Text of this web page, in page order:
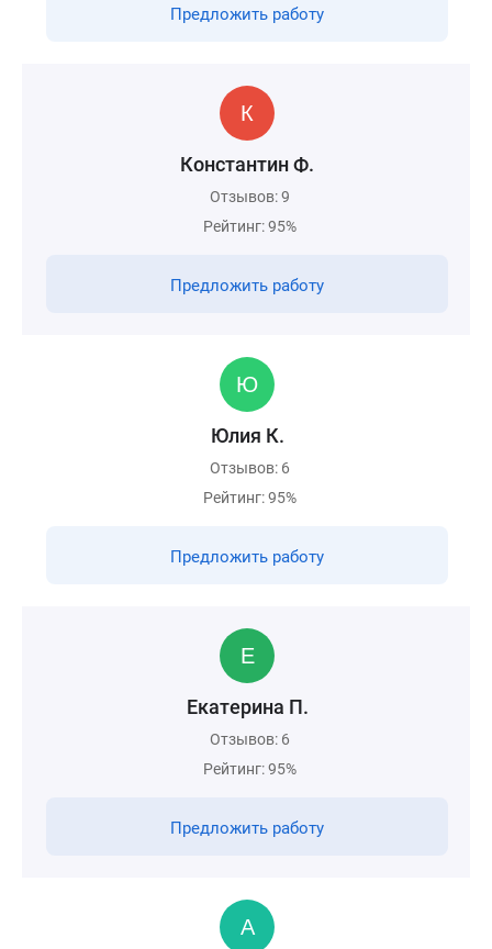
Предложить работу
Константин Ф.
Отзывов: 9
Рейтинг: 95%
Предложить работу
Юлия К.
Отзывов: 6
Рейтинг: 95%
Предложить работу
Екатерина П.
Отзывов: 6
Рейтинг: 95%
Предложить работу